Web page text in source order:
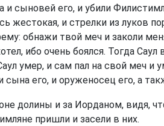
и сыновей его, и убили
жестокая, и стрелки из луков
обнажи твой меч и заколи
ибо очень боялся. Тогда Саул
умер, и сам пал на свой меч и
сына его, и оруженосец его, а
долины и за Иорданом, видя,
пришли и засели в них.